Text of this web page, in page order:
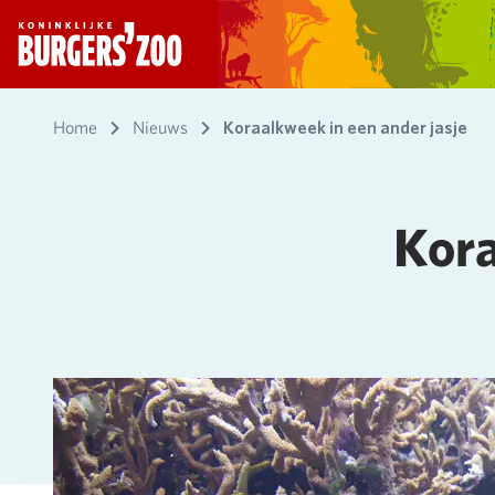
- Homepagina
Home Nieuws Koraalkweek in een ander jasje